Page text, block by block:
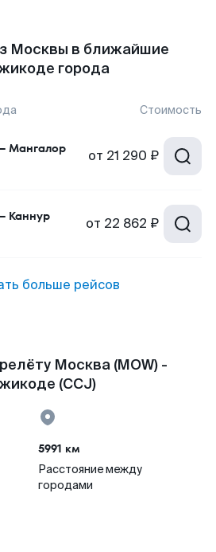
Москвы в ближайшие
города
Стоимость
Мангалор от 21 290 ₽
Каннур от 22 862 ₽
больше рейсов
Москва (MOW) -
(CCJ)
5991 км
Расстояние между
городами